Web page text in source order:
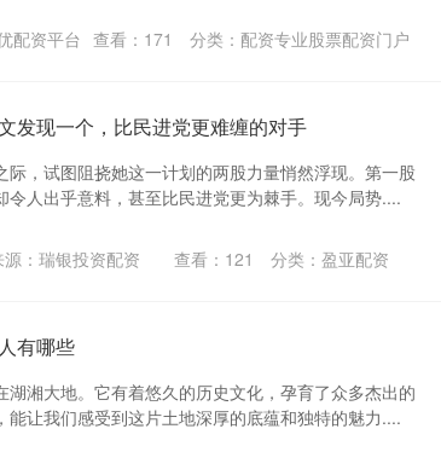
配资平台 查看： 171 分类：配资专业股票配资门户
发现一个，比民进党更难缠的对手
，试图阻挠她这一计划的两股力量悄然浮现。第一股
人出乎意料，甚至比民进党更为棘手。现今局势....
源：瑞银投资配资 查看： 121 分类： 盈亚配资
有哪些
湘大地。它有着悠久的历史文化，孕育了众多杰出的
让我们感受到这片土地深厚的底蕴和独特的魅力....